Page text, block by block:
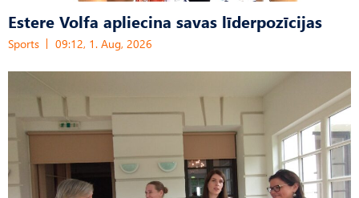
Estere Volfa apliecina savas līderpozīcijas
Sports 09:12, 1. Aug, 2026